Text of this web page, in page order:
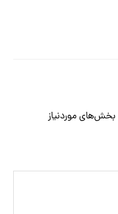
بخش‌های موردنیاز